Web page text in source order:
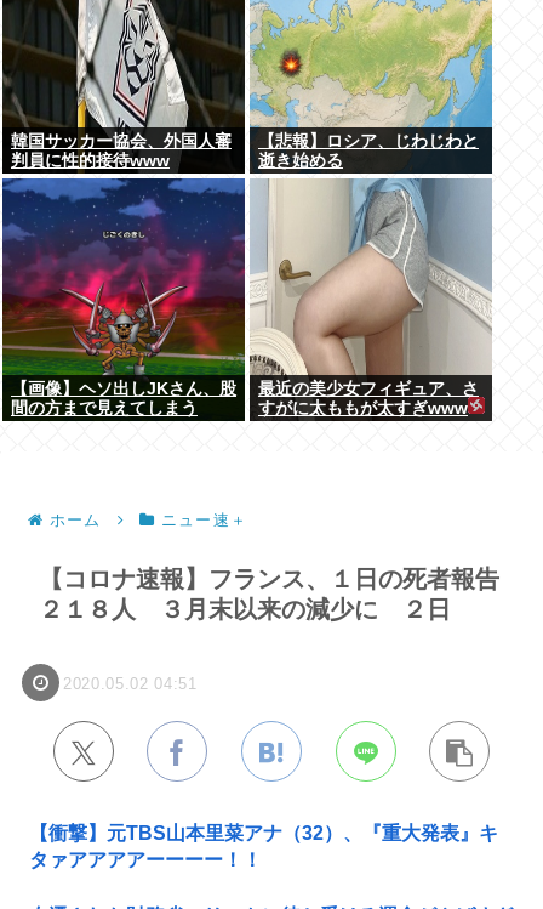
韓国サッカー協会、外国人審
判員に性的接待www
【悲報】ロシア、じわじわと
逝き始める
【画像】ヘソ出しJKさん、股
間の方まで見えてしまう
最近の美少女フィギュア、さ
すがに太ももが太すぎwww
ホーム ニュー速＋
【コロナ速報】フランス、１日の死者報告
２１８人 ３月末以来の減少に ２日
2020.05.02 04:51
【衝撃】元TBS山本里菜アナ（32）、『重大発表』キ
タァアアアアーーーー！！